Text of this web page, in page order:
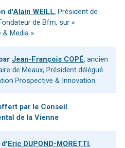
d'Alain WEILL, Président de
de Bfm, sur «
& Media »
Jean-François COPÉ, ancien
de Meaux, Président délégué
Prospective & Innovation
par le Conseil
de la Vienne
d'Eric DUPOND-MORETTI,